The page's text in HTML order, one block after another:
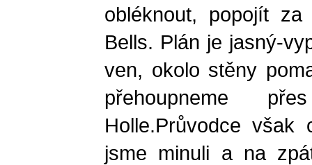
obléknout, popojít
Bells. Plán je jasný-
ven, okolo stěny
přehoupneme
Holle.Průvodce však
jsme minuli a na